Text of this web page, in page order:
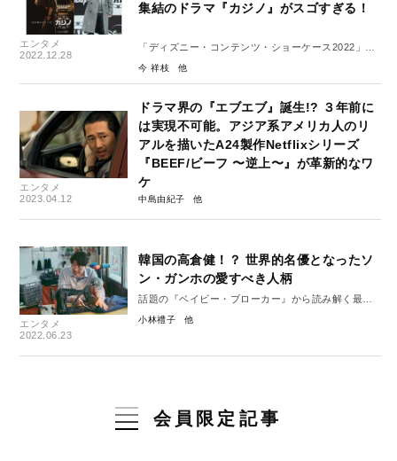
エンタメ
2022.12.28
集結のドラマ『カジノ』がスゴすぎる！
「ディズニー・コンテンツ・ショーケース2022」レ
ポート４
今 祥枝
エンタメ
2023.04.12
ドラマ界の『エブエブ』誕生!? ３年前に
は実現不可能。アジア系アメリカ人のリ
アルを描いたA24製作Netflixシリーズ
『BEEF/ビーフ 〜逆上〜』が革新的なワ
ケ
中島由紀子
エンタメ
2022.06.23
韓国の高倉健！？ 世界的名優となったソ
ン・ガンホの愛すべき人柄
話題の『ベイビー・ブローカー』から読み解く最新
の韓国社会と映画界
小林禮子
会員限定記事